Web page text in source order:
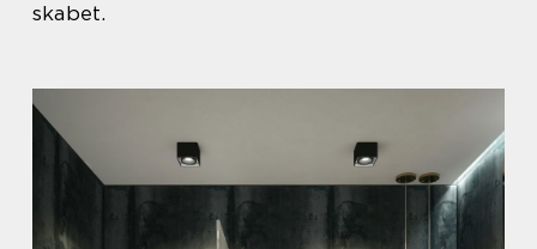
skabet.